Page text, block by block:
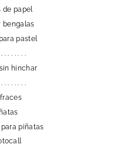
de papel
bengalas
pastel
hinchar
piñatas